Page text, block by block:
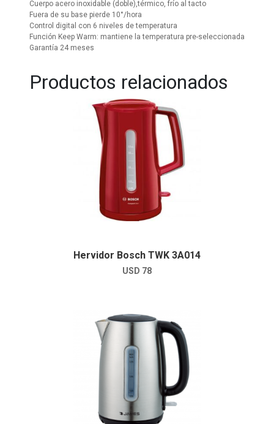
Cuerpo acero inoxidable (doble),térmico, frío al tacto
Fuera de su base pierde 10°/hora
Control digital con 6 niveles de temperatura
Función Keep Warm: mantiene la temperatura pre-seleccionada
Garantía 24 meses
Productos relacionados
Hervidor Bosch TWK 3A014
USD 78